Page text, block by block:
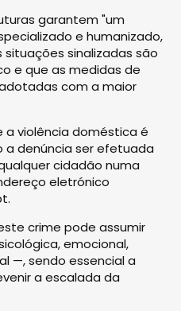
garantem "um
e humanizado,
sinalizadas são
e que as medidas de
com a maior
a violência doméstica é
a denúncia ser efetuada
cidadão numa
eletrónico
.
crime pode assumir
emocional,
—, sendo essencial a
a escalada da